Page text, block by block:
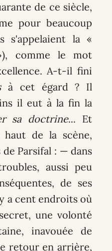
de ce siècle,
pour beaucoup
s'appelaient la «
comme le mot
A-t-il fini
à cet égard ? Il
il eut à la fin la
sa doctrine... Et
de la scène,
Parsifal : — dans
aussi peu
de ses
a cent endroits où
une volonté
inavouée de
retour en arrière,